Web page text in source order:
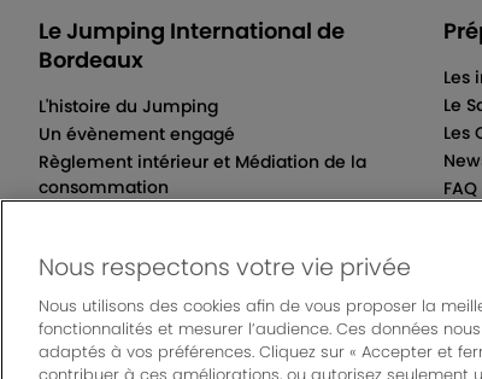
Le Jumping International de
Bordeaux
L'histoire du Jumping
Un évènement engagé
Règlement intérieur et Médiation de la
consommation
Les
Le
Les
FAQ
©
Un événement organisé par Bordeaux
Nous respectons votre vie privée
Nous utilisons des cookies afin de vous proposer la
fonctionnalités et mesurer l’audience. Ces données
adaptés à vos préférences. Cliquez sur « Accepter et